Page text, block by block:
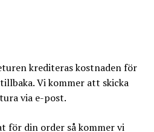
krediteras kostnaden för
Vi kommer att skicka
via e-post.
för din order så kommer vi